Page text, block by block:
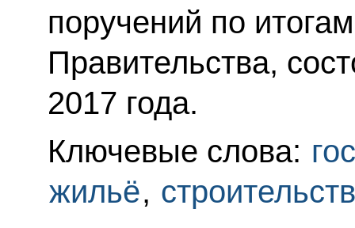
поручений по
Правительства,
2017 года.
Ключевые слова:
жильё,